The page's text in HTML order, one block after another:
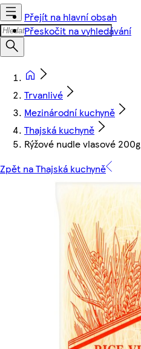
Přejít na hlavní obsah
Přeskočit na vyhledávání
Trvanlivé
Mezinárodní kuchyně
Thajská kuchyně
Rýžové nudle vlasové 200g
Zpět na Thajská kuchyně